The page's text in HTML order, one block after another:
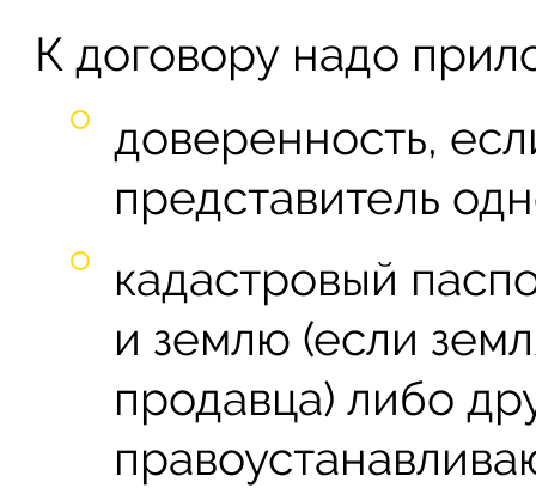
К договору надо
доверенность,
представитель
кадастровый
и землю (если
продавца) либо